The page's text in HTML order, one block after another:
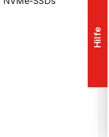
Hilfe